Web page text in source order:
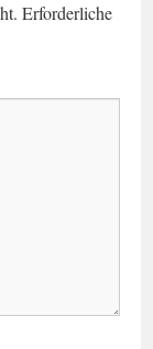
Erforderliche